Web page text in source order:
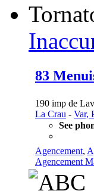
83
190 imp de
La Crau - Var,
See
Agencement,
Agencement